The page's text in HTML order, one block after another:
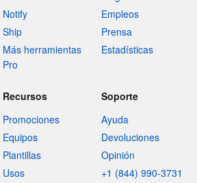
Notify
Ship
Más herramientas
Pro
Empleos
Prensa
Estadísticas
Recursos
Promociones
Equipos
Plantillas
Usos
Soporte
Ayuda
Devoluciones
Opinión
+1 (844) 990-3731